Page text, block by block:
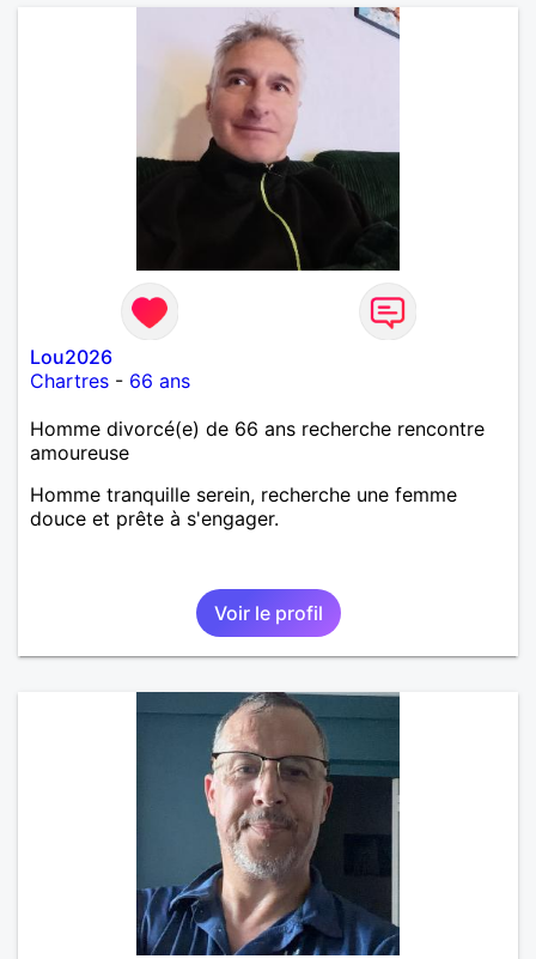
Lou2026
Chartres - 66 ans
Homme divorcé(e) de 66 ans recherche rencontre
amoureuse
Homme tranquille serein, recherche une femme
douce et prête à s'engager.
Voir le profil